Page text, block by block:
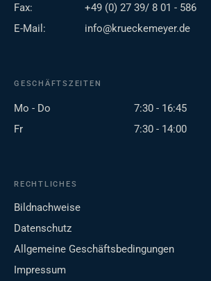
Fax:
+49 (0) 27 39/ 8 01 - 586
E-Mail:
info@krueckemeyer.de
GESCHÄFTSZEITEN
Mo - Do
7:30 - 16:45
Fr
7:30 - 14:00
RECHTLICHES
Bildnachweise
Datenschutz
Allgemeine Geschäftsbedingungen
Impressum